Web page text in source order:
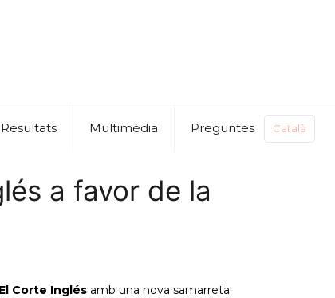
Resultats Multimèdia Preguntes Català
a favor de la
Corte Inglésamb una nova samarreta